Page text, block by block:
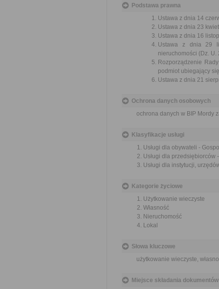
Podstawa prawna
Ustawa z dnia 14
Ustawa z dnia 23
Ustawa z dnia 16
Ustawa z dnia 29
nieruchomości (Dz. U.
Rozporządzenie
podmiot ubiegający
Ustawa z dnia 21
Ochrona danych osobowych
ochrona danych w BIP Mordy
Klasyfikacje usługi
Usługi dla obywateli -
Usługi dla przedsiębiorców
Usługi dla instytucji,
Kategorie życiowe
Użytkowanie wieczyste
Własność
Nieruchomość
Lokal
Słowa kluczowe
użytkowanie wieczyste,
Miejsce składania dokumentów